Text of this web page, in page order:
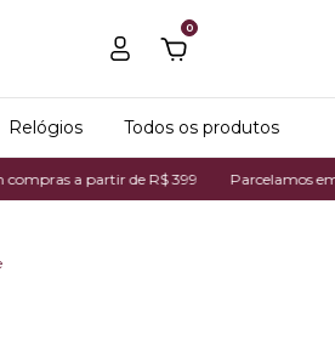
0
Relógios Todos os produtos
partir de R$ 399 Parcelamos em até 7x